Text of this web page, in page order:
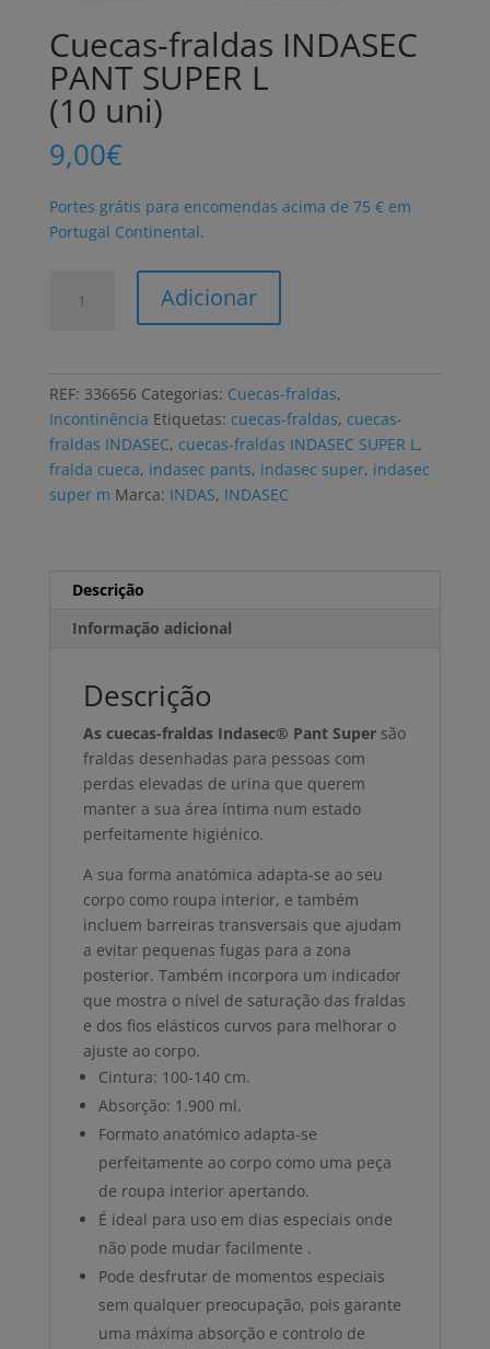
Cuecas-fraldas INDASEC
PANT SUPER L
(10 uni)
9,00€
Portes grátis para encomendas acima de 75 € em
Portugal Continental.
SUPER
L
uni)
Adicionar
REF: 336656 Categorias: Cuecas-fraldas,
Incontinência Etiquetas: cuecas-fraldas, cuecas-
fraldas INDASEC, cuecas-fraldas INDASEC SUPER L,
fralda cueca, indasec pants, indasec super, indasec
super m Marca: INDAS, INDASEC
Descrição
Informação adicional
Descrição
As cuecas-fraldas Indasec® Pant Super são
fraldas desenhadas para pessoas com
perdas elevadas de urina que querem
manter a sua área íntima num estado
perfeitamente higiénico.
A sua forma anatómica adapta-se ao seu
corpo como roupa interior, e também
incluem barreiras transversais que ajudam
a evitar pequenas fugas para a zona
posterior. Também incorpora um indicador
que mostra o nível de saturação das fraldas
e dos fios elásticos curvos para melhorar o
ajuste ao corpo.
Cintura: 100-140 cm.
Absorção: 1.900 ml.
Formato anatómico adapta-se
perfeitamente ao corpo como uma peça
de roupa interior apertando.
É ideal para uso em dias especiais onde
não pode mudar facilmente .
Pode desfrutar de momentos especiais
sem qualquer preocupação, pois garante
uma máxima absorção e controlo de